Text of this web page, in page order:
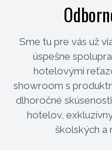
Sme tu pre vás už
úspešne
hotelovými
showroom s
dlhoročné
hotelov,
školských a